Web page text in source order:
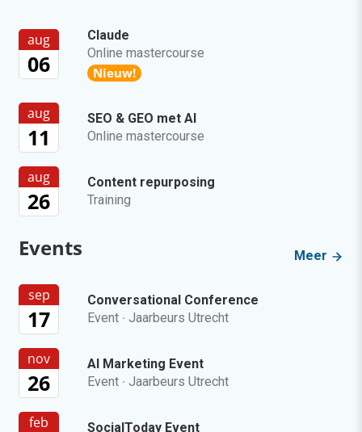
aug
06
Claude
Online mastercourse
Nieuw!
aug
11
SEO & GEO met AI
Online mastercourse
aug
26
Content repurposing
Training
Events Meer
sep
17
Conversational Conference
Event · Jaarbeurs Utrecht
nov
26
AI Marketing Event
Event · Jaarbeurs Utrecht
feb SocialToday Event